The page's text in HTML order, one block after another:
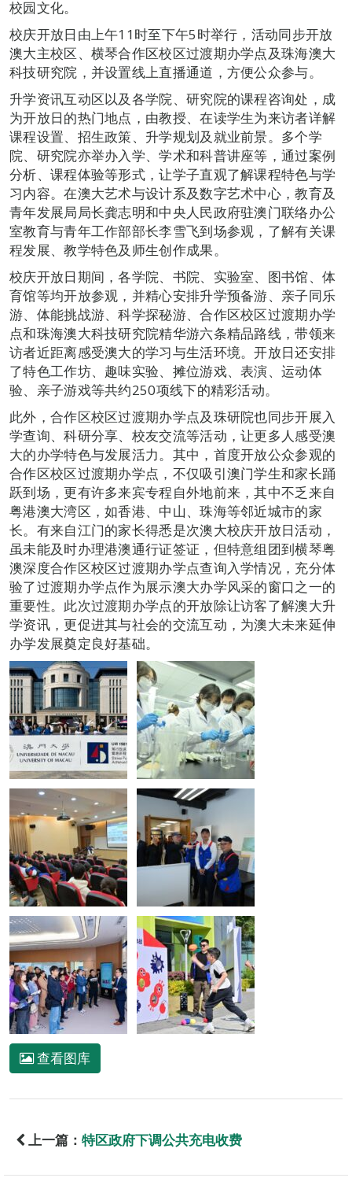
校园文化。
校庆开放日由上午11时至下午5时举行，活动同步开放
澳大主校区、横琴合作区校区过渡期办学点及珠海澳大
科技研究院，并设置线上直播通道，方便公众参与。
升学资讯互动区以及各学院、研究院的课程咨询处，成
为开放日的热门地点，由教授、在读学生为来访者详解
课程设置、招生政策、升学规划及就业前景。多个学
院、研究院亦举办入学、学术和科普讲座等，通过案例
分析、课程体验等形式，让学子直观了解课程特色与学
习内容。在澳大艺术与设计系及数字艺术中心，教育及
青年发展局局长龚志明和中央人民政府驻澳门联络办公
室教育与青年工作部部长李雪飞到场参观，了解有关课
程发展、教学特色及师生创作成果。
校庆开放日期间，各学院、书院、实验室、图书馆、体
育馆等均开放参观，并精心安排升学预备游、亲子同乐
游、体能挑战游、科学探秘游、合作区校区过渡期办学
点和珠海澳大科技研究院精华游六条精品路线，带领来
访者近距离感受澳大的学习与生活环境。开放日还安排
了特色工作坊、趣味实验、摊位游戏、表演、运动体
验、亲子游戏等共约250项线下的精彩活动。
此外，合作区校区过渡期办学点及珠研院也同步开展入
学查询、科研分享、校友交流等活动，让更多人感受澳
大的办学特色与发展活力。其中，首度开放公众参观的
合作区校区过渡期办学点，不仅吸引澳门学生和家长踊
跃到场，更有许多来宾专程自外地前来，其中不乏来自
粤港澳大湾区，如香港、中山、珠海等邻近城市的家
长。有来自江门的家长得悉是次澳大校庆开放日活动，
虽未能及时办理港澳通行证签证，但特意组团到横琴粤
澳深度合作区校区过渡期办学点查询入学情况，充分体
验了过渡期办学点作为展示澳大办学风采的窗口之一的
重要性。此次过渡期办学点的开放除让访客了解澳大升
学资讯，更促进其与社会的交流互动，为澳大未来延伸
办学发展奠定良好基础。
查看图库
上一篇： 特区政府下调公共充电收费